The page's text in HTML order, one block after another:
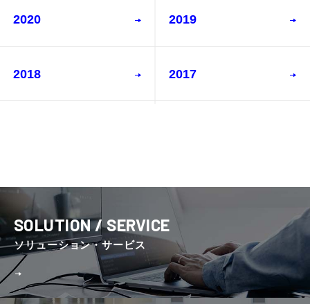
2020 2019
2018 2017
SOLUTION / SERVICE
ソリューション・サービス